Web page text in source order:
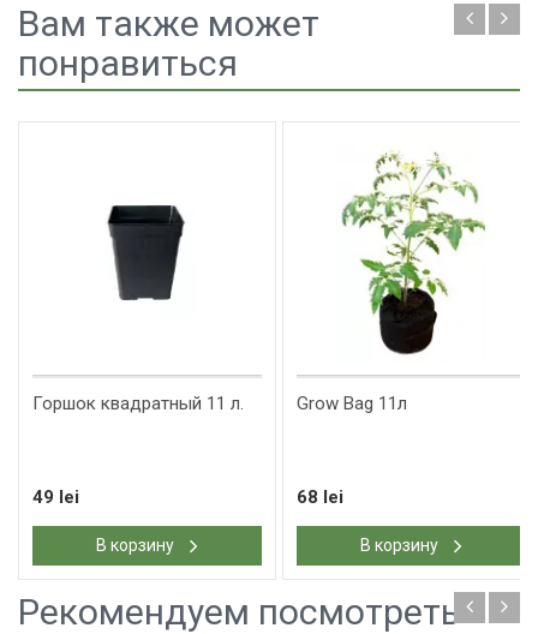
Вам также может
понравиться
Горшок квадратный 11 л.
49 lei
В корзину
Grow Bag 11л
68 lei
В корзину
Рекомендуем посмотреть